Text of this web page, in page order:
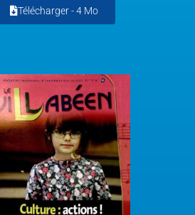
Télécharger -4 Mo